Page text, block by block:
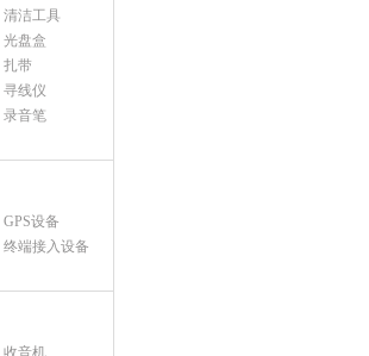
清洁工具
光盘盒
扎带
寻线仪
录音笔
GPS设备
终端接入设备
收音机